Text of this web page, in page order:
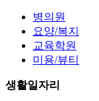
병의원
요양/복지
교육학원
미용/뷰티
생활일자리